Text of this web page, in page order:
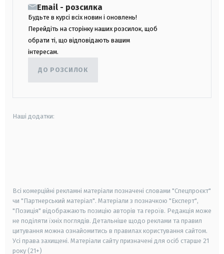
Email - розсилка
Будьте в курсі всіх новин і оновлень!
Перейдіть на сторінку наших розсилок, щоб
обрати ті, що відповідають вашим
інтересам.
ДО РОЗСИЛОК
Наші додатки:
Всі комерційні рекламні матеріали позначені словами "Спецпроєкт"
чи "Партнерський матеріал". Матеріали з позначкою "Експерт",
"Позиція" відображають позицію авторів та героїв. Редакція може
не поділяти їхніх поглядів. Детальніше щодо реклами та правил
цитування можна ознайомитись в правилах користування сайтом.
Усі права захищені. Матеріали сайту призначені для осіб старше 21
року (21+)